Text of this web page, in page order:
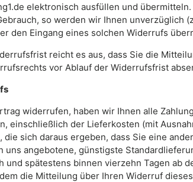
elektronisch ausfüllen und
so werden wir Ihnen unverzüglich
den Eingang eines solchen Widerrufs
reicht es aus, dass Sie die
vor Ablauf der Widerrufsfrist
widerrufen, haben wir Ihnen alle
einschließlich der Lieferkosten (mit
die sich daraus ergeben, dass Sie eine
uns angebotene, günstigste
und spätestens binnen vierzehn Tagen ab
die Mitteilung über Ihren Widerruf